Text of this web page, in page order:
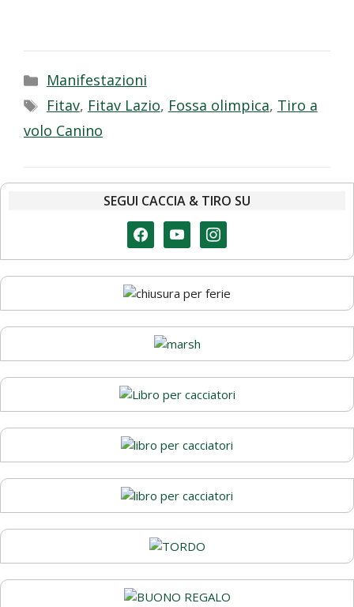
Categorie
Manifestazioni
Tag
Fitav, Fitav Lazio, Fossa olimpica, Tiro a
volo Canino
SEGUI CACCIA & TIRO SU
facebookyoutubeinstagram